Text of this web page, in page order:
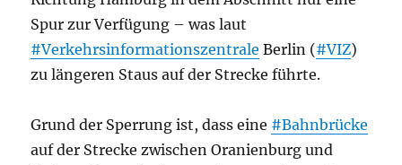
Spur zur Verfügung – was laut
#Verkehrsinformationszentrale Berlin (#VIZ)
zu längeren Staus auf der Strecke führte.
Grund der Sperrung ist, dass eine #Bahnbrücke
auf der Strecke zwischen Oranienburg und